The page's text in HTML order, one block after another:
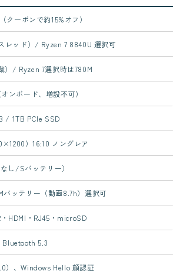
クーポンで約15%オフ）
レッド）/ Ryzen 7 8840U 選択可
）/ Ryzen 7選択時は780M
ンボード、増設不可）
/ 1TB PCIe SSD
）16:10 ノングレア
し/Sバッテリー）
ッテリー（動画8.7h）選択可
HDMI・RJ45・microSD
5.3
）、Windows Hello 顔認証